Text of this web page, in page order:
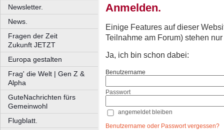
Newsletter.
News.
Fragen der Zeit
Zukunft JETZT
Europa gestalten
Frag' die Welt | Gen Z &
Alpha
GuteNachrichten fürs
Gemeinwohl
Flugblatt.
Anmelden.
Einige Features auf dieser
Teilnahme am Forum) stehen
Ja, ich bin schon dabei:
Benutzername
Passwort
angemeldet bleiben
Benutzername oder Passwort vergessen?